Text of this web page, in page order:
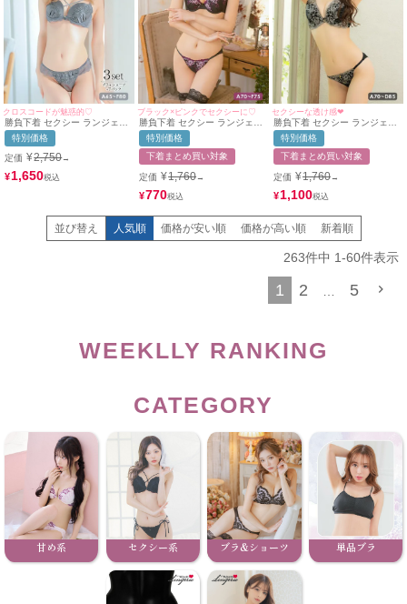
クロスコードが魅惑的♡
勝負下着 セクシー ランジェリ
ー クロスコードケミカルレー
スブラジャー＆ショーツ3点セ
ット
特別価格
定価 ¥2,750→
¥1,650
ブラック×ピンクでセクシーに♡
勝負下着 セクシー ランジェリ
ー_ フロントパーツフラワー刺
繍レースデザインブラ＆ショー
ツ2点セット
特別価格
下着まとめ買い対象
定価 ¥1,760→
¥770
セクシーな透け感❤︎
勝負下着 セクシー ランジェリ
ーフラワー刺繍チュール脇高カ
ップブラジャー＆ショーツ2点
セット
特別価格
下着まとめ買い対象
定価 ¥1,760→
¥1,100
並び替え 人気順 価格が安い順 価格が高い順 新着順
263件中 1-60件表示
1 2 … 5
WEEKLLY RANKING
CATEGORY
甘め系 セクシー系 ブラ&ショーツ 単品ブラ